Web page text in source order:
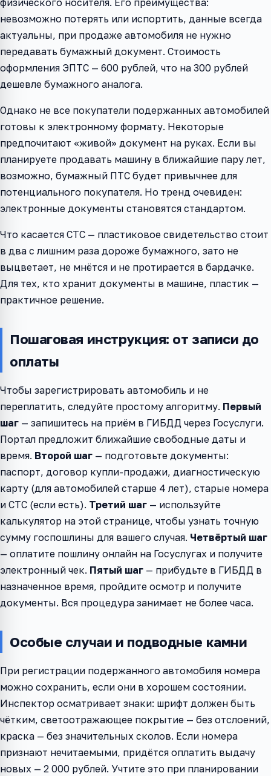
физического носителя. Его преимущества:
невозможно потерять или испортить, данные всегда
актуальны, при продаже автомобиля не нужно
передавать бумажный документ. Стоимость
оформления ЭПТС — 600 рублей, что на 300 рублей
дешевле бумажного аналога.
Однако не все покупатели подержанных автомобилей
готовы к электронному формату. Некоторые
предпочитают «живой» документ на руках. Если вы
планируете продавать машину в ближайшие пару лет,
возможно, бумажный ПТС будет привычнее для
потенциального покупателя. Но тренд очевиден:
электронные документы становятся стандартом.
Что касается СТС — пластиковое свидетельство стоит
в два с лишним раза дороже бумажного, зато не
выцветает, не мнётся и не протирается в бардачке.
Для тех, кто хранит документы в машине, пластик —
практичное решение.
Пошаговая инструкция: от записи до
оплаты
Чтобы зарегистрировать автомобиль и не
переплатить, следуйте простому алгоритму. Первый
шаг — запишитесь на приём в ГИБДД через Госуслуги.
Портал предложит ближайшие свободные даты и
время. Второй шаг — подготовьте документы:
паспорт, договор купли-продажи, диагностическую
карту (для автомобилей старше 4 лет), старые номера
и СТС (если есть). Третий шаг — используйте
калькулятор на этой странице, чтобы узнать точную
сумму госпошлины для вашего случая. Четвёртый шаг
— оплатите пошлину онлайн на Госуслугах и получите
электронный чек. Пятый шаг — прибудьте в ГИБДД в
назначенное время, пройдите осмотр и получите
документы. Вся процедура занимает не более часа.
Особые случаи и подводные камни
При регистрации подержанного автомобиля номера
можно сохранить, если они в хорошем состоянии.
Инспектор осматривает знаки: шрифт должен быть
чётким, светоотражающее покрытие — без отслоений,
краска — без значительных сколов. Если номера
признают нечитаемыми, придётся оплатить выдачу
новых — 2 000 рублей. Учтите это при планировании